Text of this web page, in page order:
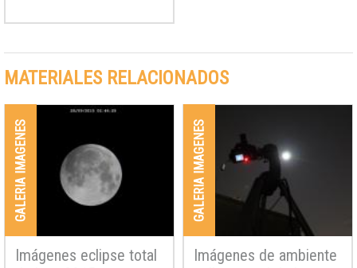
MATERIALES RELACIONADOS
GALERIA IMAGENES
Imágenes eclipse total
GALERIA IMAGENES
Imágenes de ambiente